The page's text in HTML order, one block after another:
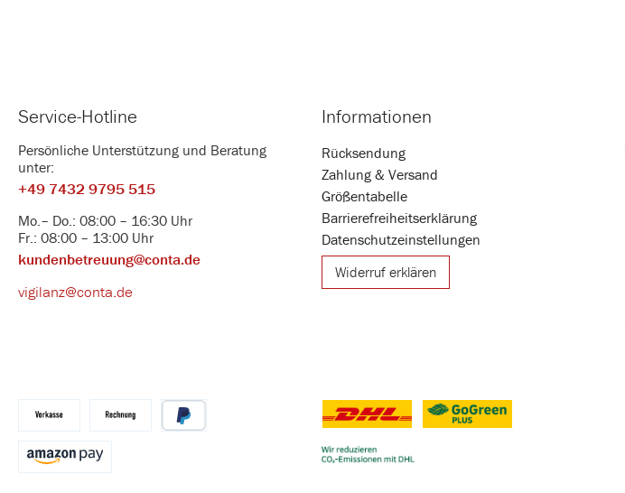
Service-Hotline
Persönliche Unterstützung und Beratung
unter:
+49 7432 9795 515
Mo.– Do.: 08:00 – 16:30 Uhr
Fr.: 08:00 – 13:00 Uhr
kundenbetreuung@conta.de
vigilanz@conta.de
Informationen
Rücksendung
Zahlung & Versand
Größentabelle
Barrierefreiheitserklärung
Datenschutzeinstellungen
Widerruf erklären